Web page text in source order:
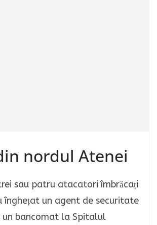
nordul Atenei
sau patru atacatori îmbrăcați
înghețat un agent de securitate
un bancomat la Spitalul